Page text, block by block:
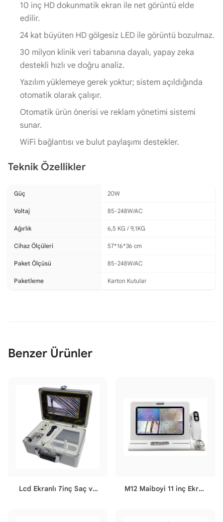
10 inç HD dokunmatik ekran ile net görüntü elde
edilir.
24 kat büyüten HD gölgesiz LED ile görüntü bozulmaz.
30 milyon klinik veri tabanına dayalı, yapay zeka
destekli hızlı ve doğru analiz.
Yazılım yüklemeye gerek yoktur; sistem açıldığında
otomatik olarak çalışır.
Otomatik ürün önerisi ve reklam yönetimi sistemi
sunar.
WiFi bağlantısı ve bulut paylaşımı destekler.
Teknik Özellikler
Güç 20W
Voltaj 85-248W/AC
Ağırlık 6,5 KG / 9,1KG
Cihaz Ölçüleri 57*16*36 cm
Paket Ölçüsü 85-248W/AC
Paketleme Karton Kutular
Benzer Ürünler
Lcd Ekranlı 7inç Saç ve
M12 Maiboyi 11 inç Ekran